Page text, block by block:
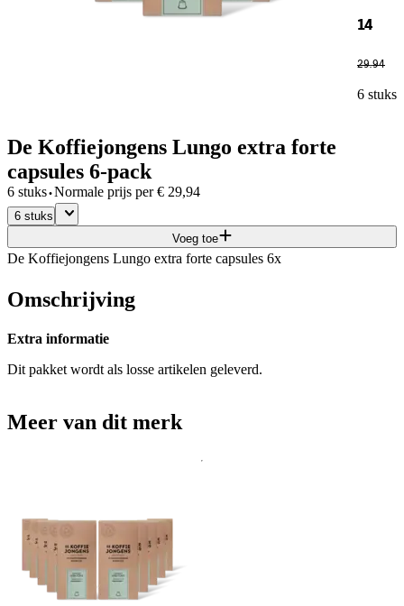
14
29.94
6 stuks
De Koffiejongens Lungo extra forte
capsules 6-pack
6 stuks·Normale prijs per € 29,94
6 stuks
Voeg toe
De Koffiejongens Lungo extra forte capsules 6x
Omschrijving
Extra informatie
Dit pakket wordt als losse artikelen geleverd.
Meer van dit merk